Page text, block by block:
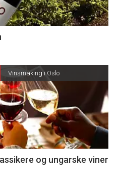
Vinsmaking i Oslo
og ungarske viner